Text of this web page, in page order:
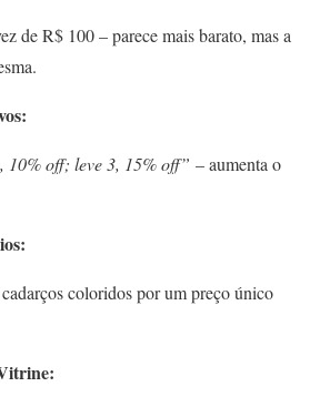
de R$ 100 – parece mais barato, mas a
10% off; leve 3, 15% off” – aumenta o
coloridos por um preço único